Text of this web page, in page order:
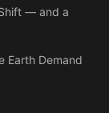
— and a
Earth Demand